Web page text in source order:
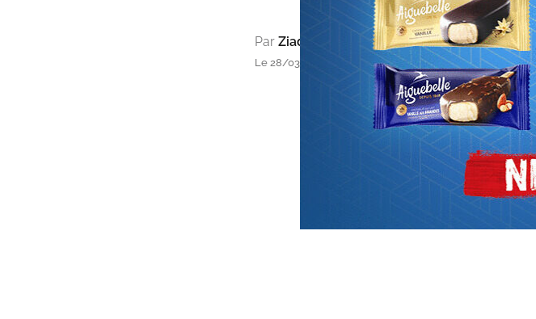
Par Ziad Alami
Le 28/03/2015 à 14h30